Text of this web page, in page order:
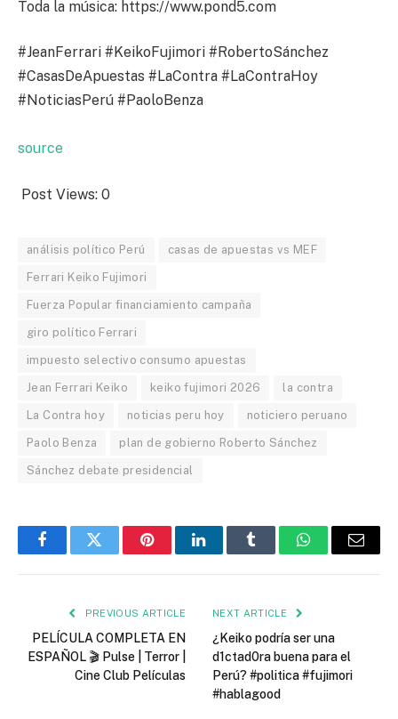
Toda la música: https://www.pond5.com
#JeanFerrari #KeikoFujimori #RobertoSánchez
#CasasDeApuestas #LaContra #LaContraHoy
#NoticiasPerú #PaoloBenza
source
Post Views: 0
análisis político Perú casas de apuestas vs MEF
Ferrari Keiko Fujimori
Fuerza Popular financiamiento campaña
giro político Ferrari
impuesto selectivo consumo apuestas
Jean Ferrari Keiko keiko fujimori 2026 la contra
La Contra hoy noticias peru hoy noticiero peruano
Paolo Benza plan de gobierno Roberto Sánchez
Sánchez debate presidencial
FacebookTwitter PinterestLinkedInTumblr WhatsAppEmail
PREVIOUS ARTICLE
PELÍCULA COMPLETA EN
ESPAÑOL 🎬 Pulse | Terror |
Cine Club Películas
NEXT ARTICLE
¿Keiko podría ser una
d1ctad0ra buena para el
Perú? #politica #fujimori
#hablagood